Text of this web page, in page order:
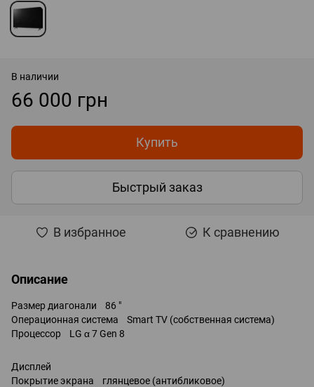
В наличии
66 000 грн
Купить
Быстрый заказ
В избранное К сравнению
Описание
Размер диагонали 86 "
Операционная система Smart TV (собственная система)
Процессор LG α 7 Gen 8
Дисплей
Покрытие экрана глянцевое (антибликовое)